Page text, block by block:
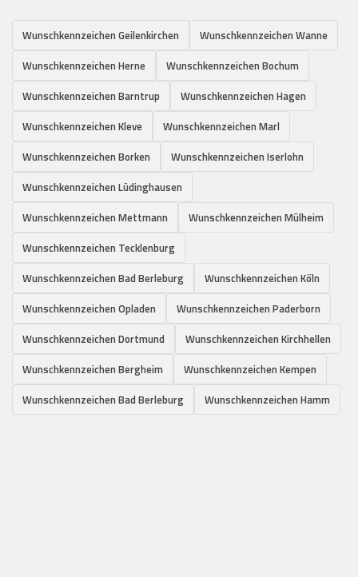
Wunschkennzeichen Geilenkirchen
Wunschkennzeichen Wanne
Wunschkennzeichen Herne
Wunschkennzeichen Bochum
Wunschkennzeichen Barntrup
Wunschkennzeichen Hagen
Wunschkennzeichen Kleve
Wunschkennzeichen Marl
Wunschkennzeichen Borken
Wunschkennzeichen Iserlohn
Wunschkennzeichen Lüdinghausen
Wunschkennzeichen Mettmann
Wunschkennzeichen Mülheim
Wunschkennzeichen Tecklenburg
Wunschkennzeichen Bad Berleburg
Wunschkennzeichen Köln
Wunschkennzeichen Opladen
Wunschkennzeichen Paderborn
Wunschkennzeichen Dortmund
Wunschkennzeichen Kirchhellen
Wunschkennzeichen Bergheim
Wunschkennzeichen Kempen
Wunschkennzeichen Bad Berleburg
Wunschkennzeichen Hamm